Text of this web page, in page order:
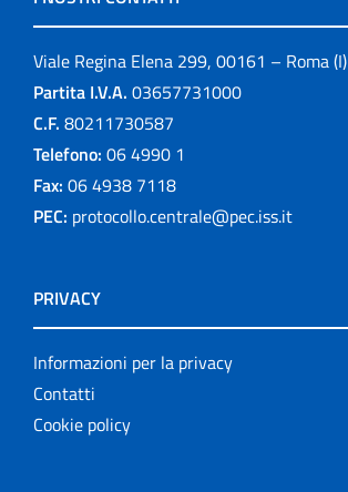
Viale Regina Elena 299, 00161 – Roma (I)
Partita I.V.A. 03657731000
C.F. 80211730587
Telefono: 06 4990 1
Fax: 06 4938 7118
PEC: protocollo.centrale@pec.iss.it
PRIVACY
Informazioni per la privacy
Contatti
Cookie policy